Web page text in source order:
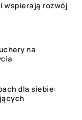
wspierają rozwój
na
dla siebie: